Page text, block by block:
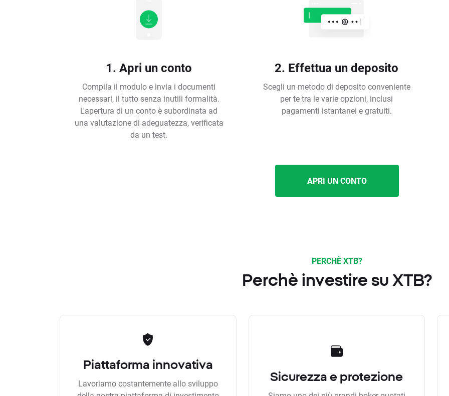
1. Apri un conto
Compila il modulo e invia i documenti
necessari, il tutto senza inutili formalità.
L'apertura di un conto è subordinata ad
una valutazione di adeguatezza, verificata
da un test.
2. Effettua un deposito
Scegli un metodo di deposito conveniente
per te tra le varie opzioni, inclusi
pagamenti istantanei e gratuiti.
APRI UN CONTO
PERCHÈ XTB?
Perchè investire su XTB?
Piattaforma innovativa
Lavoriamo costantemente allo sviluppo
Sicurezza e protezione